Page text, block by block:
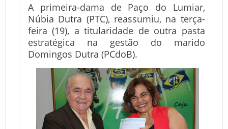
A primeira-dama de Paço do Lumiar,
Núbia Dutra (PTC), reassumiu, na terça-
feira (19), a titularidade de outra pasta
estratégica na gestão do marido
Domingos Dutra (PCdoB).